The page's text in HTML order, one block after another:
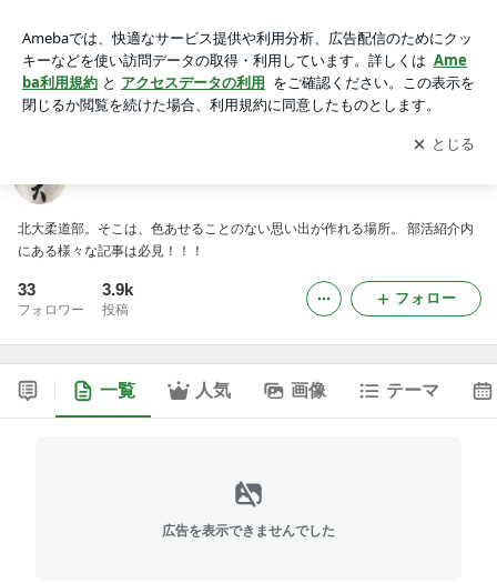
アプリをダウンロードして ブログの更新通知
を受け取りまし
ょう。
開く
北大柔道部。そこは、色あせることのない思い出が作れる場所。 部活紹介内
にある様々な記事は必見！！！
33
フォロワー
3.9k
投稿
フォロー
一覧 人気 画像 テーマ
広告を表示できませんでした